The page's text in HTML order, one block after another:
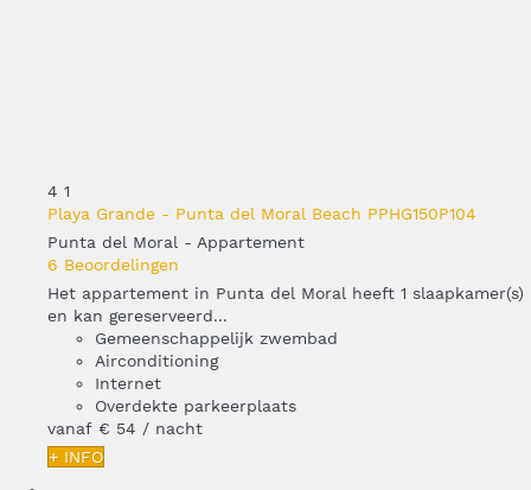
4 1
Playa Grande - Punta del Moral Beach PPHG150P104
Punta del Moral - Appartement
6 Beoordelingen
Het appartement in Punta del Moral heeft 1 slaapkamer(s)
en kan gereserveerd...
Gemeenschappelijk zwembad
Airconditioning
Internet
Overdekte parkeerplaats
vanaf € 54 / nacht
+ INFO